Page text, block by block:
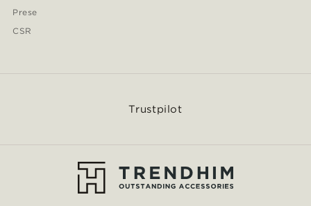
Prese
CSR
Trustpilot